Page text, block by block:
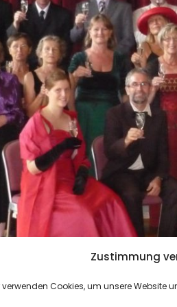
Zustimmung
verwenden Cookies, um unsere Website